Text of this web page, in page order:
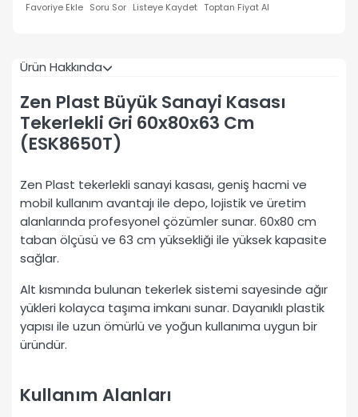
Favoriye Ekle Soru Sor Listeye Kaydet Toptan Fiyat Al
Ürün Hakkında
Zen Plast Büyük Sanayi Kasası
Tekerlekli Gri 60x80x63 Cm
(ESK8650T)
Zen Plast tekerlekli sanayi kasası, geniş hacmi ve
mobil kullanım avantajı ile depo, lojistik ve üretim
alanlarında profesyonel çözümler sunar. 60x80 cm
taban ölçüsü ve 63 cm yüksekliği ile yüksek kapasite
sağlar.
Alt kısmında bulunan tekerlek sistemi sayesinde ağır
yükleri kolayca taşıma imkanı sunar. Dayanıklı plastik
yapısı ile uzun ömürlü ve yoğun kullanıma uygun bir
üründür.
Kullanım Alanları